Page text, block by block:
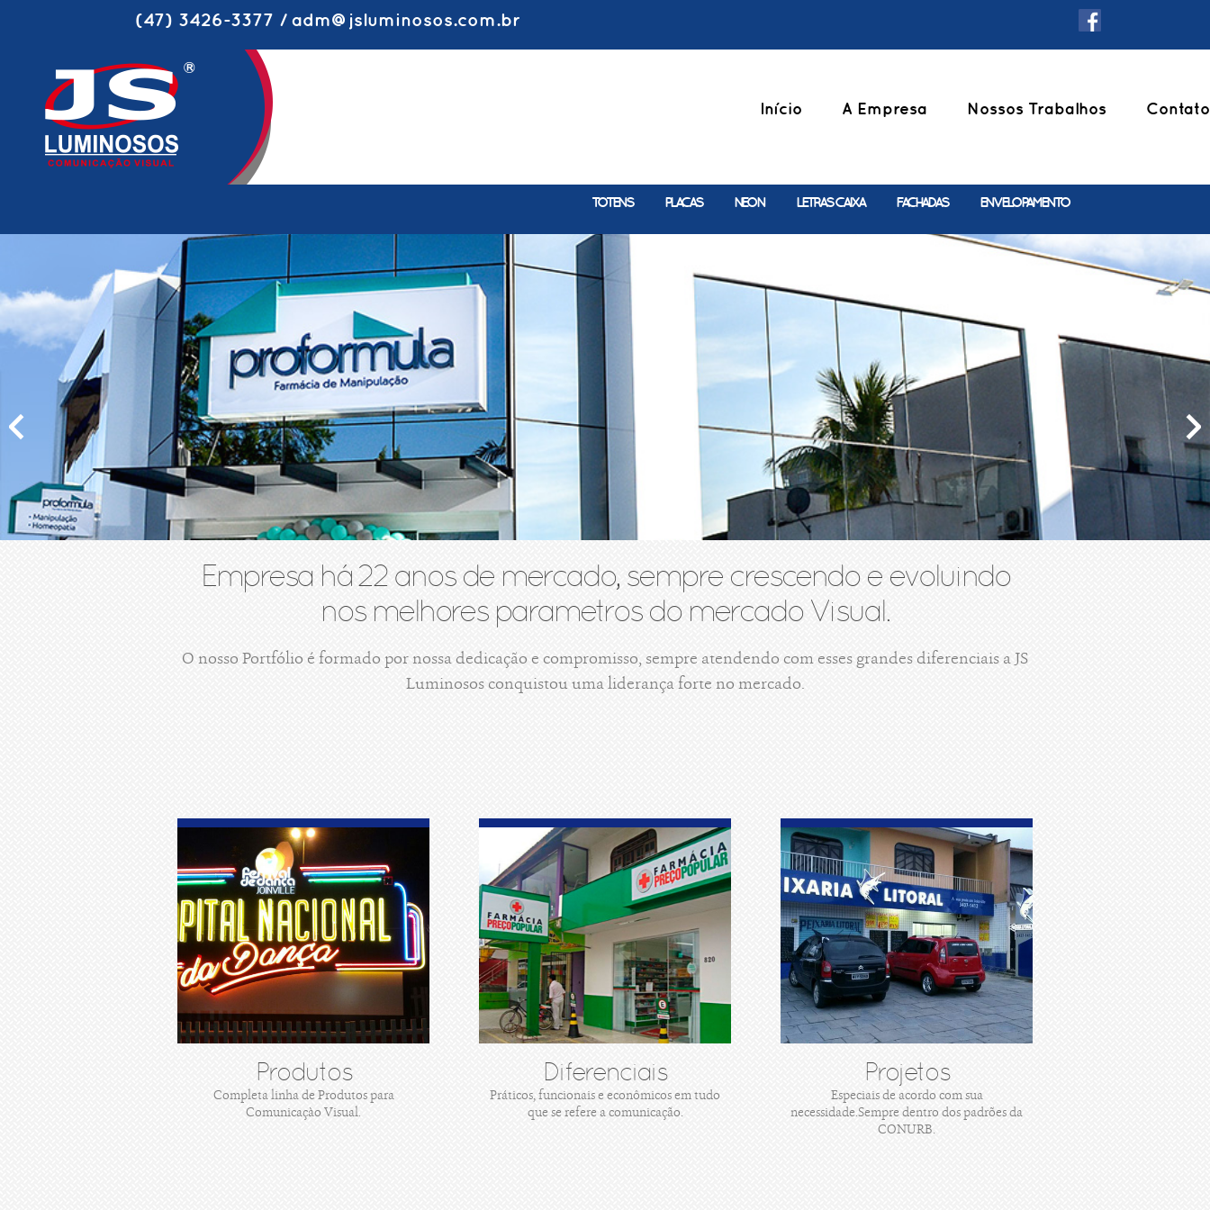
(47) 3426-3377 / adm@jsluminosos.com.br
Início A Empresa Nossos Trabalhos Contato
ENVELOPAMENTO
FACHADAS
LETRAS CAIXA
NEON
PLACAS
TOTENS
Empresa há 22 anos de mercado, sempre crescendo e evoluindo
nos melhores parametros do mercado Visual.
O nosso Portfólio é formado por nossa dedicação e compromisso, sempre atendendo com esses grandes diferenciais a JS
Luminosos conquistou uma liderança forte no mercado.
Produtos
Completa linha de Produtos para
Comunicaçào Visual.
Diferenciais
Práticos, funcionais e econômicos em tudo
que se refere a comunicação.
Projetos
Especiais de acordo com sua
necessidade.Sempre dentro dos padrões da
CONURB.